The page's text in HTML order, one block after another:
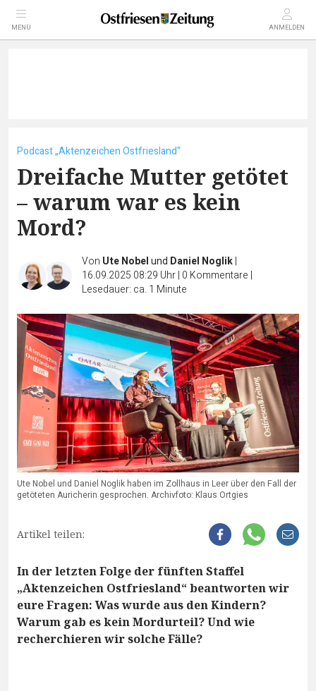
MENÜ ANMELDEN
Podcast „Aktenzeichen Ostfriesland“
Dreifache Mutter getötet
– warum war es kein
Mord?
Von Ute Nobelund Daniel Noglik|
16.09.2025 08:29 Uhr| 0 Kommentare |
Lesedauer: ca. 1 Minute
Ute Nobel und Daniel Noglik haben im Zollhaus in Leer über den Fall der
getöteten Auricherin gesprochen. Archivfoto: Klaus Ortgies
Artikel teilen:
In der letzten Folge der fünften Staffel
„Aktenzeichen Ostfriesland“ beantworten wir
eure Fragen: Was wurde aus den Kindern?
Warum gab es kein Mordurteil? Und wie
recherchieren wir solche Fälle?